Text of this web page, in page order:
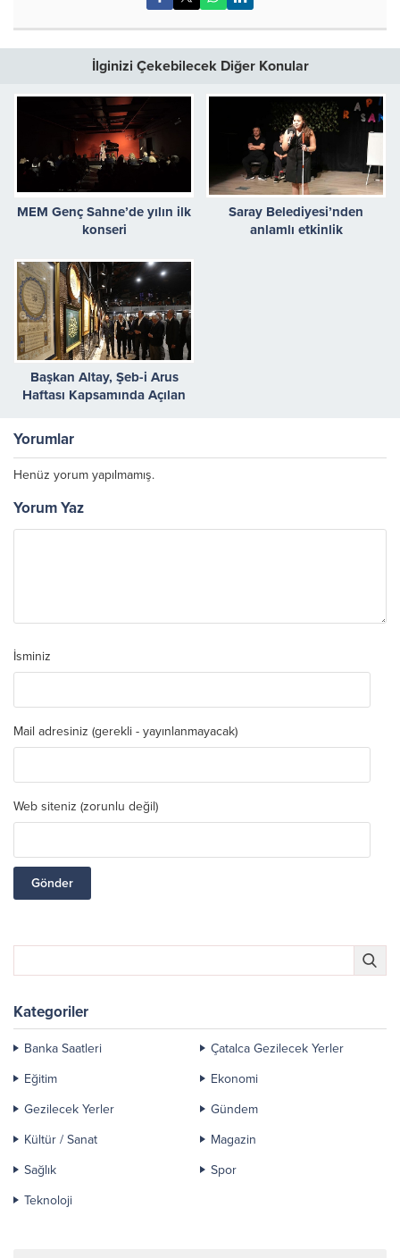
İlginizi Çekebilecek Diğer Konular
MEM Genç Sahne’de yılın ilk
konseri
Saray Belediyesi’nden
anlamlı etkinlik
Başkan Altay, Şeb-i Arus
Haftası Kapsamında Açılan
Yorumlar
Henüz yorum yapılmamış.
Yorum Yaz
İsminiz
Mail adresiniz (gerekli - yayınlanmayacak)
Web siteniz (zorunlu değil)
Kategoriler
Banka Saatleri
Çatalca Gezilecek Yerler
Eğitim
Ekonomi
Gezilecek Yerler
Gündem
Kültür / Sanat
Magazin
Sağlık
Spor
Teknoloji